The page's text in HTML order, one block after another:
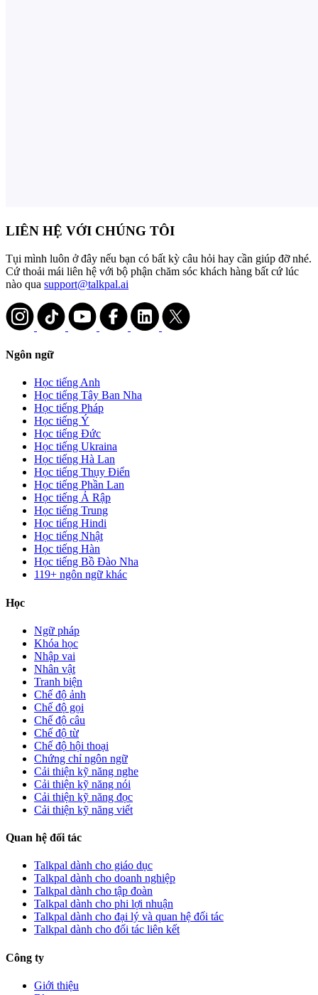
LIÊN HỆ VỚI CHÚNG TÔI
Tụi mình luôn ở đây nếu bạn có bất kỳ câu hỏi hay cần giúp đỡ nhé.
Cứ thoải mái liên hệ với bộ phận chăm sóc khách hàng bất cứ lúc
nào qua support@talkpal.ai
Ngôn ngữ
Học tiếng Anh
Học tiếng Tây Ban Nha
Học tiếng Pháp
Học tiếng Ý
Học tiếng Đức
Học tiếng Ukraina
Học tiếng Hà Lan
Học tiếng Thụy Điển
Học tiếng Phần Lan
Học tiếng Ả Rập
Học tiếng Trung
Học tiếng Hindi
Học tiếng Nhật
Học tiếng Hàn
Học tiếng Bồ Đào Nha
119+ ngôn ngữ khác
Học
Ngữ pháp
Khóa học
Nhập vai
Nhân vật
Tranh biện
Chế độ ảnh
Chế độ gọi
Chế độ câu
Chế độ từ
Chế độ hội thoại
Chứng chỉ ngôn ngữ
Cải thiện kỹ năng nghe
Cải thiện kỹ năng nói
Cải thiện kỹ năng đọc
Cải thiện kỹ năng viết
Quan hệ đối tác
Talkpal dành cho giáo dục
Talkpal dành cho doanh nghiệp
Talkpal dành cho tập đoàn
Talkpal dành cho phi lợi nhuận
Talkpal dành cho đại lý và quan hệ đối tác
Talkpal dành cho đối tác liên kết
Công ty
Giới thiệu